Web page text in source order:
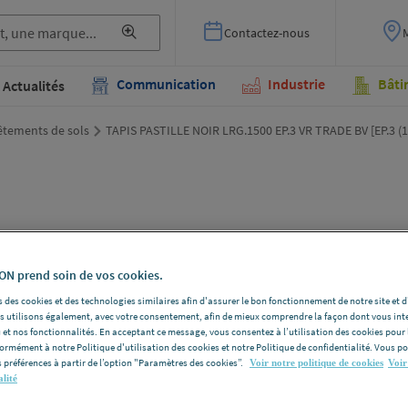
Contactez-nous
Actualités Communication Industrie
de sols TAPIS PASTILLE NOIR LRG.1500 EP.3 VR TRADE BV [EP.3
BV
VR TRADE
prend soin de vos cookies.
des cookies et des technologies similaires afin d'assurer le bon fonctionnement de notre site et
utilisons également, avec votre consentement, afin de mieux comprendre la façon dont vous
nos fonctionnalités. En acceptant ce message, vous consentez à l’utilisation des cookies pour
à notre Politique d'utilisation des cookies et notre Politique de confidentialité. Vous
à partir de l’option "Paramètres des cookies”.
Voir notre politique de cookies